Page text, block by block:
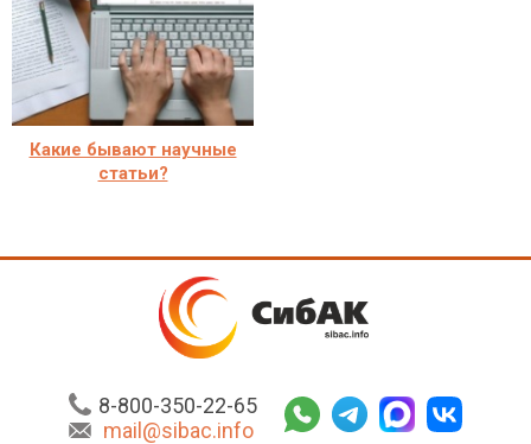
Какие бывают научные
статьи?
8-800-350-22-65
mail@sibac.info